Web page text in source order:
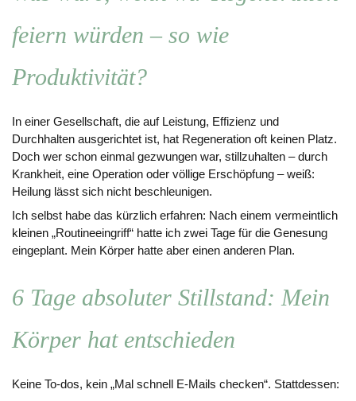
feiern würden – so wie
Produktivität?
In einer Gesellschaft, die auf Leistung, Effizienz und
Durchhalten ausgerichtet ist, hat Regeneration oft keinen Platz.
Doch wer schon einmal gezwungen war, stillzuhalten – durch
Krankheit, eine Operation oder völlige Erschöpfung – weiß:
Heilung lässt sich nicht beschleunigen.
Ich selbst habe das kürzlich erfahren: Nach einem vermeintlich
kleinen „Routineeingriff“ hatte ich zwei Tage für die Genesung
eingeplant. Mein Körper hatte aber einen anderen Plan.
6 Tage absoluter Stillstand: Mein
Körper hat entschieden
Keine To-dos, kein „Mal schnell E-Mails checken“. Stattdessen: